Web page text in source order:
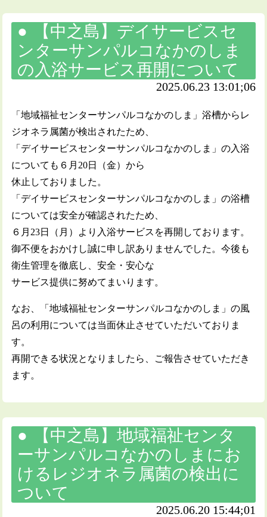
【中之島】デイサービスセ
ンターサンパルコなかのしま
の入浴サービス再開について
2025.06.23 13:01;06
「地域福祉センターサンパルコなかのしま」浴槽からレ
ジオネラ属菌が検出されたため、
「デイサービスセンターサンパルコなかのしま」の入浴
についても６月20日（金）から
休止しておりました。
「デイサービスセンターサンパルコなかのしま」の浴槽
については安全が確認されたため、
６月23日（月）より入浴サービスを再開しております。
御不便をおかけし誠に申し訳ありませんでした。今後も
衛生管理を徹底し、安全・安心な
サービス提供に努めてまいります。
なお、「地域福祉センターサンパルコなかのしま」の風
呂の利用については当面休止させていただいておりま
す。
再開できる状況となりましたら、ご報告させていただき
ます。
【中之島】地域福祉センタ
ーサンパルコなかのしまにお
けるレジオネラ属菌の検出に
ついて
2025.06.20 15:44;01